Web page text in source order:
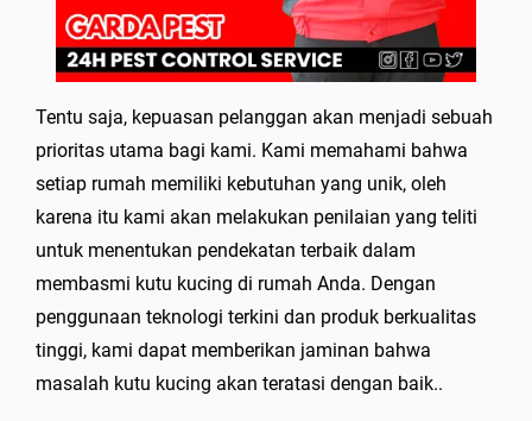
Tentu saja, kepuasan pelanggan akan menjadi sebuah
prioritas utama bagi kami. Kami memahami bahwa
setiap rumah memiliki kebutuhan yang unik, oleh
karena itu kami akan melakukan penilaian yang teliti
untuk menentukan pendekatan terbaik dalam
membasmi kutu kucing di rumah Anda. Dengan
penggunaan teknologi terkini dan produk berkualitas
tinggi, kami dapat memberikan jaminan bahwa
masalah kutu kucing akan teratasi dengan baik..